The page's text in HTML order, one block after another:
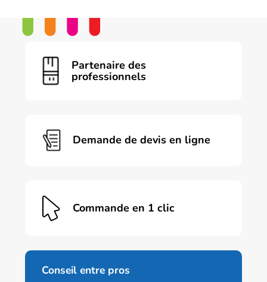
Partenaire des
professionnels
Demande de devis en ligne
Commande en 1 clic
Conseil entre pros